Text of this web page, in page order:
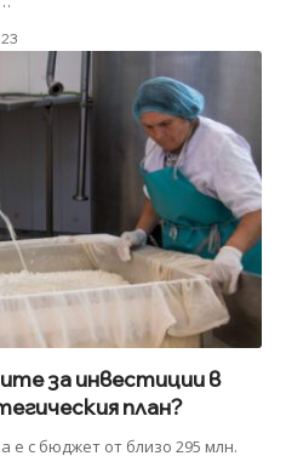
за инвестиции в
план?
е с бюджет от близо 295 млн.